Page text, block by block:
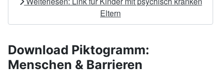
Eltern
Download Piktogramm:
Menschen & Barrieren